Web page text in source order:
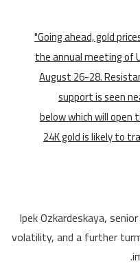
"Going ahead, gold
the annual meeting of
August 26-28.
support is seen
below which will open
24K gold is likely to
Ipek Ozkardeskaya,
volatility, and a further